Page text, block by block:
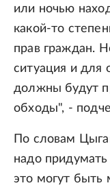
или ночью
какой-то
прав граждан.
ситуация и для
должны будут
обходы", -
По словам
надо
это могут быть